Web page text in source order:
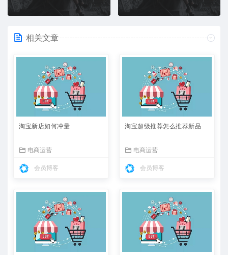
相关文章
淘宝新店如何冲量
电商运营
会员博客
淘宝超级推荐怎么推荐新品
电商运营
会员博客